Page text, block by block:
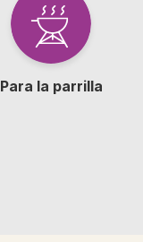
Para la parrilla